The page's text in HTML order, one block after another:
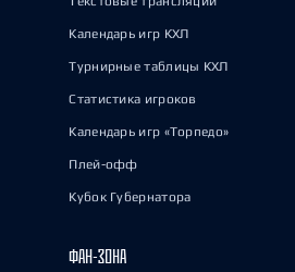
Календарь игр КХЛ
Турнирные таблицы КХЛ
Статистика игроков
Календарь игр «Торпедо»
Плей-офф
Кубок Губернатора
ФАН-ЗОНА